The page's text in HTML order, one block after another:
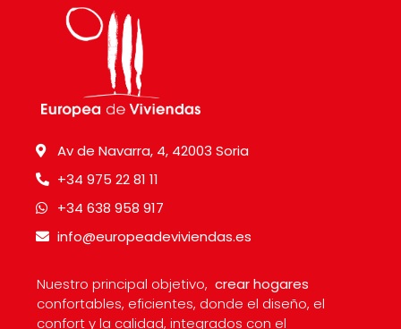
Av de Navarra, 4, 42003 Soria
+34 975 22 81 11
+34 638 958 917
info@europeadeviviendas.es
Nuestro principal objetivo, crear hogares
confortables, eficientes, donde el diseño, el
confort y la calidad, integrados con el